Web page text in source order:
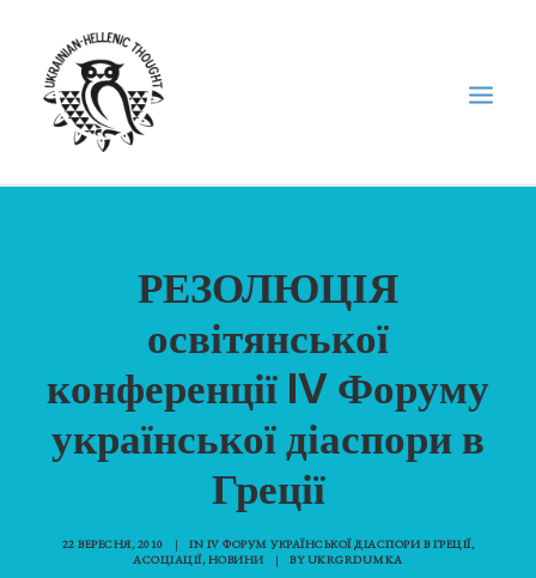
НЕДІЛЬНА ШКОЛА
ПРО НАС
“ВІСНИК”/”ΑΓΓΕΛΙΑΦΌΡΟΣ”
РЕЗОЛЮЦІЯ
освітянської
конференції IV Форуму
української діаспори в
Греції
22 ВЕРЕСНЯ, 2010 | IN IV ФОРУМ УКРАЇНСЬКОЇ ДІАСПОРИ В ГРЕЦІЇ,
АСОЦІАЦІЇ,НОВИНИ | BYUKRGRDUMKA